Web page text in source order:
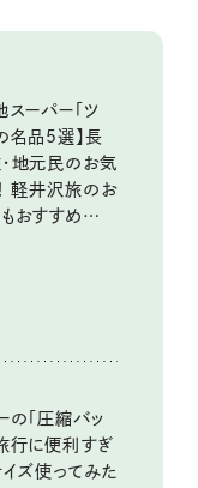
スーパー「ツ
名品5選】長
地元民のお気
軽井沢旅のお
おすすめのお
の「圧縮バッ
行に便利すぎ
イズ使ってみた